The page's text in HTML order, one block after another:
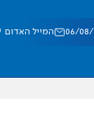
המייל האדום